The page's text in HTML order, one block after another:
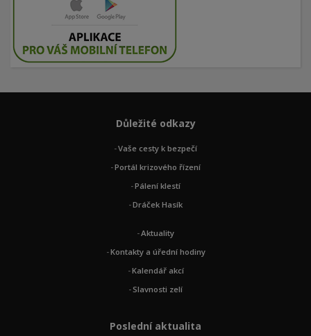
Důležité odkazy
Vaše cesty k bezpečí
Portál krizového řízení
Pálení klestí
Dráček Hasík
Aktuality
Kontakty a úřední hodiny
Kalendář akcí
Slavnosti zelí
Poslední aktualita